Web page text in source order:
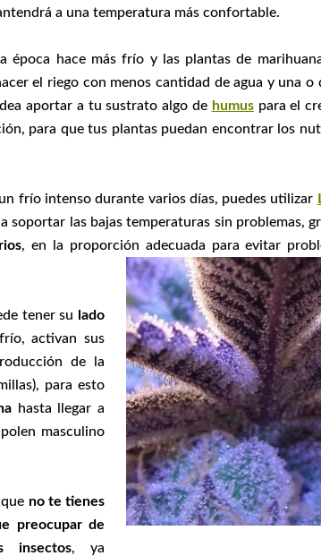
a una temperatura más confortable.
época hace más frío y las plantas de
el riego con menos cantidad de agua y una o
aportar a tu sustrato algo de humuspara el
para que tus plantas puedan encontrar los
frío intenso durante varios días, puedes utilizar
soportar las bajas temperaturas sin problemas,
, en la proporción adecuada para evitar
tener su
lado
activan sus
de la
para esto
hasta llegar a
masculino
no te tienes
preocupar de
insectos, ya